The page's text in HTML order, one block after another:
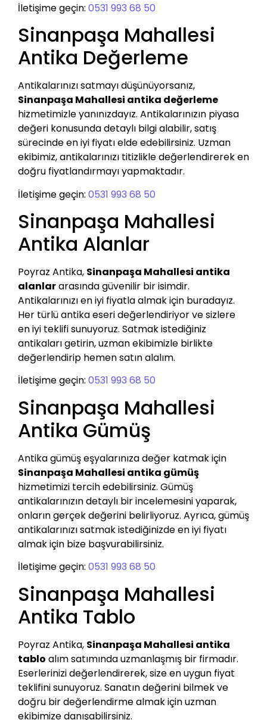
İletişime geçin: 0531 993 68 50
Sinanpaşa Mahallesi
Antika Değerleme
Antikalarınızı satmayı düşünüyorsanız,
Sinanpaşa Mahallesi antika değerleme
hizmetimizle yanınızdayız. Antikalarınızın piyasa
değeri konusunda detaylı bilgi alabilir, satış
sürecinde en iyi fiyatı elde edebilirsiniz. Uzman
ekibimiz, antikalarınızı titizlikle değerlendirerek en
doğru fiyatlandırmayı yapmaktadır.
İletişime geçin: 0531 993 68 50
Sinanpaşa Mahallesi
Antika Alanlar
Poyraz Antika, Sinanpaşa Mahallesi antika
alanlararasında güvenilir bir isimdir.
Antikalarınızı en iyi fiyatla almak için buradayız.
Her türlü antika eseri değerlendiriyor ve sizlere
en iyi teklifi sunuyoruz. Satmak istediğiniz
antikaları getirin, uzman ekibimizle birlikte
değerlendirip hemen satın alalım.
İletişime geçin: 0531 993 68 50
Sinanpaşa Mahallesi
Antika Gümüş
Antika gümüş eşyalarınıza değer katmak için
Sinanpaşa Mahallesi antika gümüş
hizmetimizi tercih edebilirsiniz. Gümüş
antikalarınızın detaylı bir incelemesini yaparak,
onların gerçek değerini belirliyoruz. Ayrıca, gümüş
antikalarınızı satmak istediğinizde en iyi fiyatı
almak için bize başvurabilirsiniz.
İletişime geçin: 0531 993 68 50
Sinanpaşa Mahallesi
Antika Tablo
Poyraz Antika, Sinanpaşa Mahallesi antika
tablo alım satımında uzmanlaşmış bir firmadır.
Eserlerinizi değerlendirerek, size en uygun fiyat
teklifini sunuyoruz. Sanatın değerini bilmek ve
doğru bir değerlendirme almak için uzman
ekibimize danışabilirsiniz.